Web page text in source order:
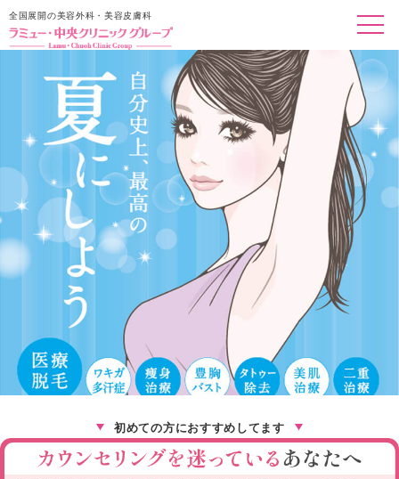
全国展開の美容外科・美容皮膚科
初めての方におすすめしてます